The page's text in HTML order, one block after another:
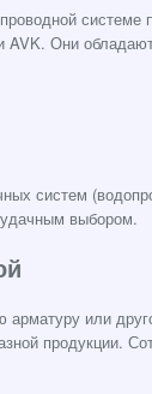
AVK. Они
систем
выбором.
арматуру или
продукции.